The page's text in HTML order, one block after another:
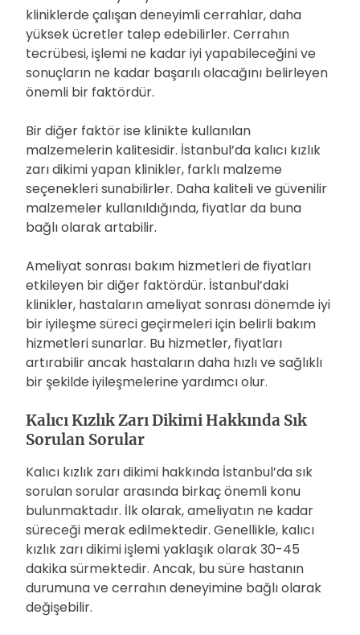
kliniklerde çalışan deneyimli cerrahlar, daha
yüksek ücretler talep edebilirler. Cerrahın
tecrübesi, işlemi ne kadar iyi yapabileceğini ve
sonuçların ne kadar başarılı olacağını belirleyen
önemli bir faktördür.
Bir diğer faktör ise klinikte kullanılan
malzemelerin kalitesidir. İstanbul’da kalıcı kızlık
zarı dikimi yapan klinikler, farklı malzeme
seçenekleri sunabilirler. Daha kaliteli ve güvenilir
malzemeler kullanıldığında, fiyatlar da buna
bağlı olarak artabilir.
Ameliyat sonrası bakım hizmetleri de fiyatları
etkileyen bir diğer faktördür. İstanbul’daki
klinikler, hastaların ameliyat sonrası dönemde iyi
bir iyileşme süreci geçirmeleri için belirli bakım
hizmetleri sunarlar. Bu hizmetler, fiyatları
artırabilir ancak hastaların daha hızlı ve sağlıklı
bir şekilde iyileşmelerine yardımcı olur.
Kalıcı Kızlık Zarı Dikimi Hakkında Sık
Sorulan Sorular
Kalıcı kızlık zarı dikimi hakkında İstanbul’da sık
sorulan sorular arasında birkaç önemli konu
bulunmaktadır. İlk olarak, ameliyatın ne kadar
süreceği merak edilmektedir. Genellikle, kalıcı
kızlık zarı dikimi işlemi yaklaşık olarak 30-45
dakika sürmektedir. Ancak, bu süre hastanın
durumuna ve cerrahın deneyimine bağlı olarak
değişebilir.